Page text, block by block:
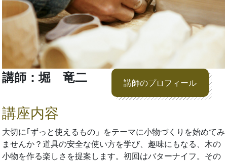
講師：堀 竜二 講師のプロフィール
講座内容
大切に｢ずっと使えるもの」をテーマに小物づくりを始めてみ
ませんか？道具の安全な使い方を学び、趣味にもなる、木の
小物を作る楽しさを提案します。初回はバターナイフ。その